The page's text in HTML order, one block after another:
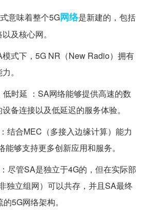
意味着整个5G网络是新建的，包括
及核心网。
式下，5G NR（New Radio）拥有
。
时延 ：SA网络能够提供高速的数
备连接以及低延迟的服务体验。
结合MEC（多接入边缘计算）能力
够支持更多创新应用和服务。
尽管SA是独立于4G的，但在实际部
独立组网）可以共存，并且SA最终
5G网络架构。